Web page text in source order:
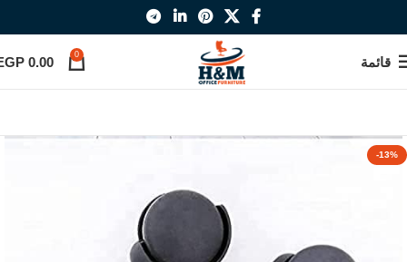
قائمة 0
0.00
-13%